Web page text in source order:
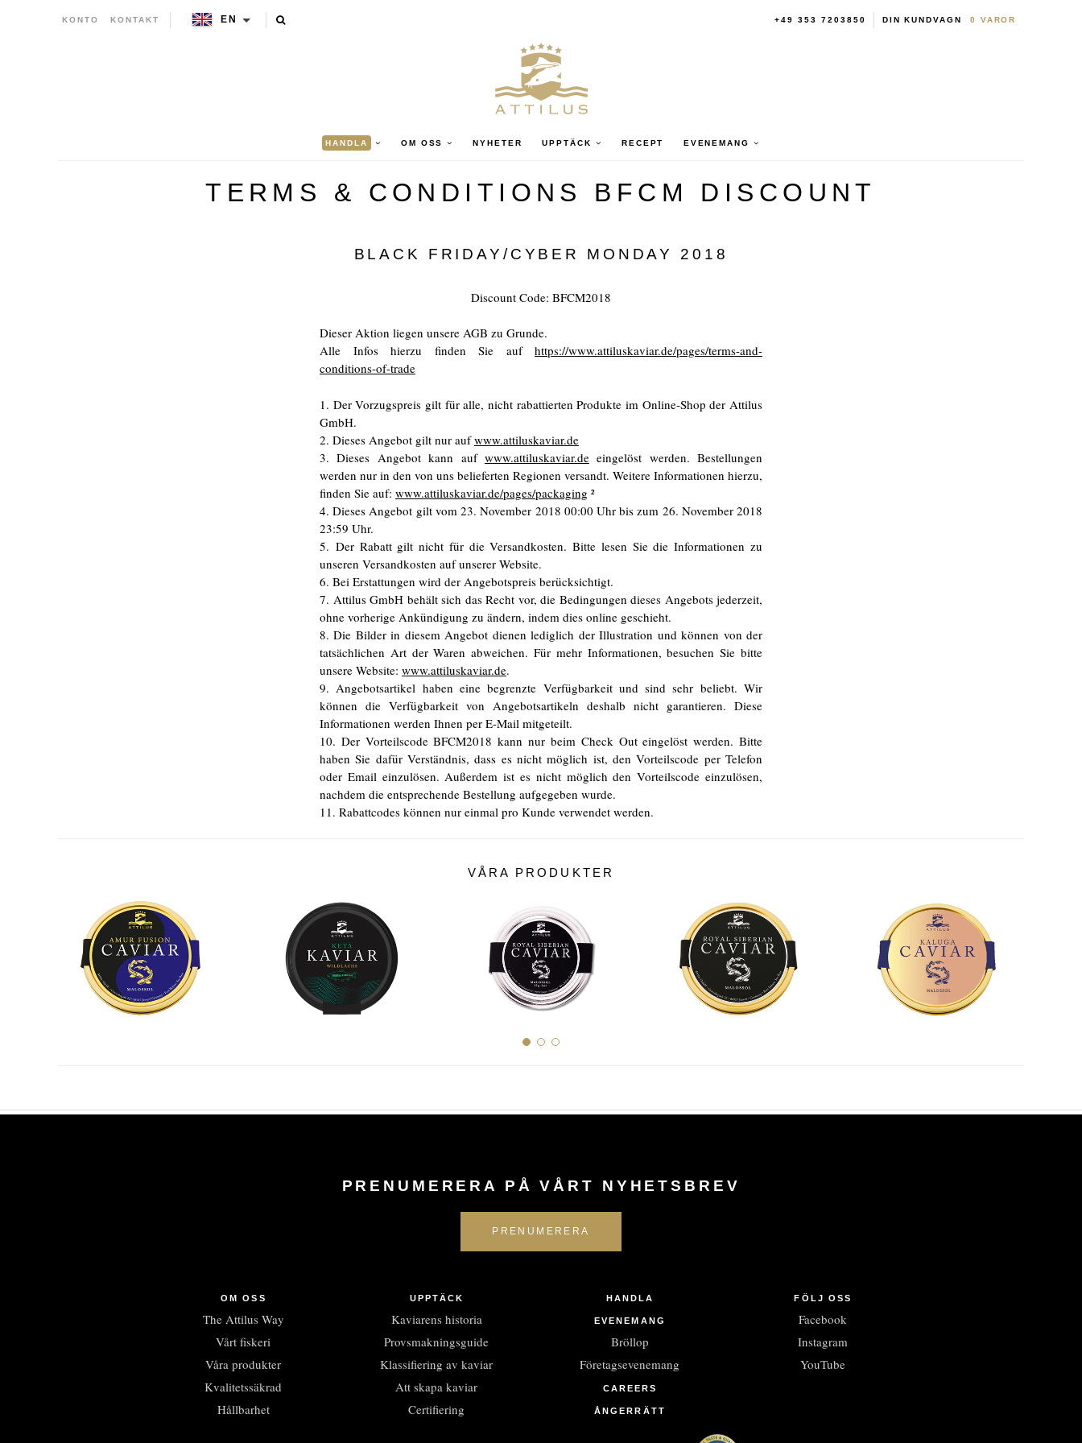
HANDLA OM OSS NYHETER UPPTÄCK RECEPT EVENEMANG
KONTO KONTAKT EN DIN KUNDVAGN 0 VAROR
+49 353 7203850
TERMS & CONDITIONS BFCM DISCOUNT
BLACK FRIDAY/CYBER MONDAY 2018
Discount Code: BFCM2018
Dieser Aktion liegen unsere AGB zu Grunde.
Alle Infos hierzu finden Sie auf https://www.attiluskaviar.de/pages/terms-and-
conditions-of-trade
1. Der Vorzugspreis gilt für alle, nicht rabattierten Produkte im Online-Shop der Attilus
GmbH.
2. Dieses Angebot gilt nur aufwww.attiluskaviar.de
3. Dieses Angebot kann auf www.attiluskaviar.deeingelöst werden. Bestellungen
werden nur in den von uns belieferten Regionen versandt. Weitere Informationen hierzu,
finden Sie auf: www.attiluskaviar.de/pages/packaging ²
4. Dieses Angebot gilt vom 23. November 2018 00:00 Uhr bis zum 26. November 2018
23:59 Uhr.
5. Der Rabatt gilt nicht für die Versandkosten. Bitte lesen Sie die Informationen zu
unseren Versandkosten auf unserer Website.
6. Bei Erstattungen wird der Angebotspreis berücksichtigt.
7. Attilus GmbH behält sich das Recht vor, die Bedingungen dieses Angebots jederzeit,
ohne vorherige Ankündigung zu ändern, indem dies online geschieht.
8. Die Bilder in diesem Angebot dienen lediglich der Illustration und können von der
tatsächlichen Art der Waren abweichen. Für mehr Informationen, besuchen Sie bitte
unsere Website: www.attiluskaviar.de.
9. Angebotsartikel haben eine begrenzte Verfügbarkeit und sind sehr beliebt. Wir
können die Verfügbarkeit von Angebotsartikeln deshalb nicht garantieren. Diese
Informationen werden Ihnen per E-Mail mitgeteilt.
10. Der Vorteilscode BFCM2018 kann nur beim Check Out eingelöst werden. Bitte
haben Sie dafür Verständnis, dass es nicht möglich ist, den Vorteilscode per Telefon
oder Email einzulösen. Außerdem ist es nicht möglich den Vorteilscode einzulösen,
nachdem die entsprechende Bestellung aufgegeben wurde.
11. Rabattcodes können nur einmal pro Kunde verwendet werden.
VÅRA PRODUKTER
PRENUMERERA PÅ VÅRT NYHETSBREV
OM OSS
The Attilus Way
Vårt fiskeri
Våra produkter
Kvalitetssäkrad
Hållbarhet
UPPTÄCK
Kaviarens historia
Provsmakningsguide
Klassifiering av kaviar
Att skapa kaviar
Certifiering
HANDLA
EVENEMANG
Bröllop
Företagsevenemang
CAREERS
ÅNGERRÄTT
FÖLJ OSS
Facebook
Instagram
YouTube